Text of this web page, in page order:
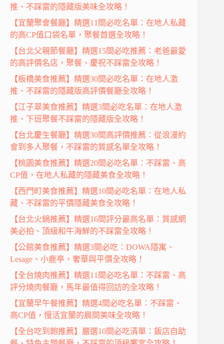
推、不踩雷的隱藏版美味全攻略！
【宜蘭聚會餐廳】精選11間必吃名單：在地人私藏
的高CP值口袋名單，聚餐首選全攻略！
【台北父親節餐廳】精選15間必吃推薦：老爸最愛
的高評價名店，聚餐、慶祝不踩雷全攻略！
【板橋美食推薦】精選30間必吃名單：在地人激
推、不踩雷的隱藏版高評價餐廳全攻略！
【江子翠美食推薦】精選3間必吃名單：在地人激
推、下班聚餐不踩雷的隱藏版全攻略！
【台北慶生餐廳】精選30間高評價推薦：從浪漫約
會到多人聚餐，不踩雷的質感名單全攻略！
【桃園美食推薦】精選20間必吃名單：不踩雷、高
CP值，在地人私藏的隱藏美食全攻略！
【西門町美食推薦】精選10間必吃名單：在地人私
藏、不踩雷的平價隱藏美食全攻略！
【台北火鍋推薦】精選16間評分最高名單：質感網
美必拍、頂級和牛海鮮的不踩雷全攻略！
【公館美食推薦】精選3間必吃：DOWA隱寓、
Lesage、小鹿亭，奢華與平價全攻略！
【全台燒肉推薦】精選11間必吃名單：不踩雷、高
評分燒肉餐廳，馬年最值得回訪的全攻略！
【宜蘭早午餐推薦】精選4間必吃名單：不踩雷、
高CP值，慢活宜蘭的晨間美味全攻略！
【全台吃到飽推薦】嚴選10間必吃清單：飯店自助